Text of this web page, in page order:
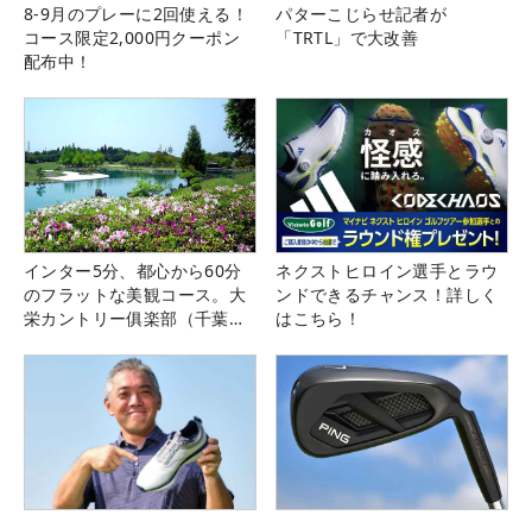
8-9月のプレーに2回使える！
コース限定2,000円クーポン
配布中！
パターこじらせ記者が
「TRTL」で大改善
インター5分、都心から60分
のフラットな美観コース。大
栄カントリー俱楽部（千葉
ネクストヒロイン選手とラウ
ンドできるチャンス！詳しく
はこちら！